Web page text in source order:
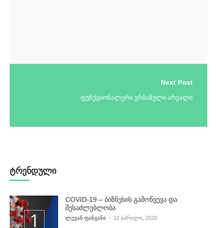
Next Post
ფუნქციონალური ურბანული არეალი
ტრენდული
COVID-19 – ბიზნესის გამოწვევა და
შესაძლებლობა
POSTED BY
ᲚᲔᲕᲐᲜ ᲤᲐᲜᲒᲐᲜᲘ 22 ᲐᲞᲠᲘᲚᲘ, 2020